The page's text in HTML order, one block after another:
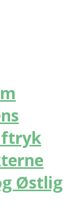
Østlig